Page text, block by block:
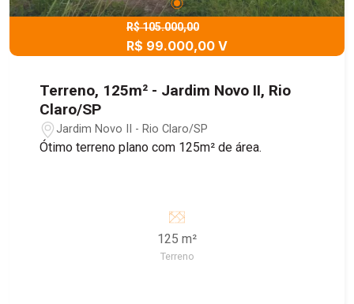
R$ 105.000,00
R$ 99.000,00 V
Terreno, 125m² - Jardim Novo II, Rio
Claro/SP
Jardim Novo II - Rio Claro/SP
Ótimo terreno plano com 125m² de área.
125 m²
Terreno